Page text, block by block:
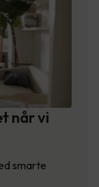
når vi
smarte